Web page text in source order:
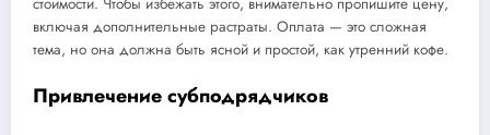
включая дополнительные растраты. Оплата — это сложная
тема, но она должна быть ясной и простой, как утренний кофе.
Привлечение субподрядчиков